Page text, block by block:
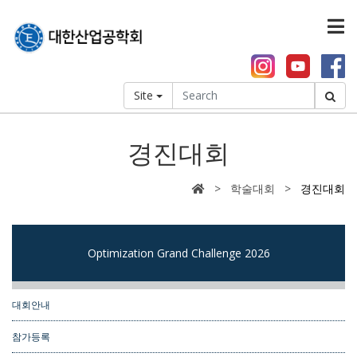
Site
경진대회
> 학술대회 > 경진대회
Optimization Grand Challenge 2026
대회안내
참가등록